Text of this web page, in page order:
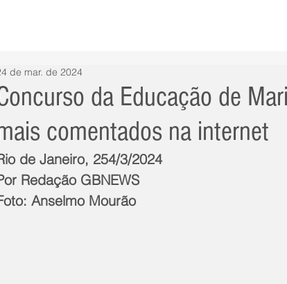
da Educação de
comentados na internet
de mar. de 2024
de Janeiro, 254/3/2024
Redação GBNEWS
Anselmo Mourão